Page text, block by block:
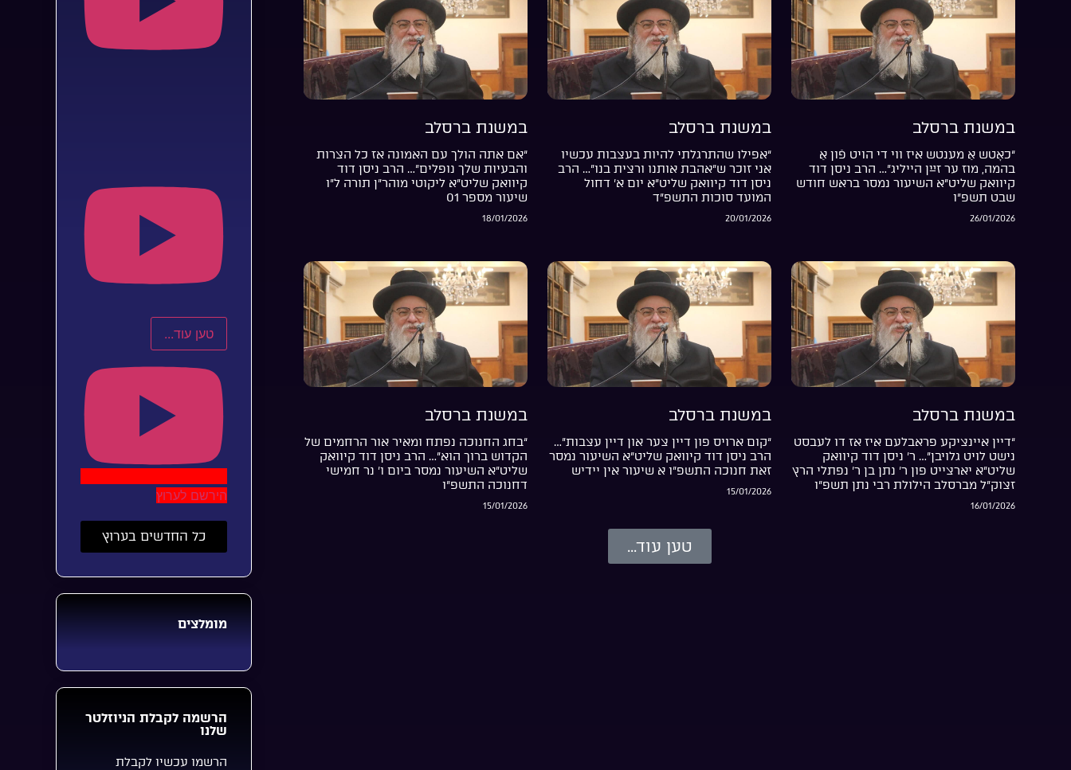
במשנת ברסלב
“כאָטש אַ מענטש איז ווי די הויט פֿון אַ
בהמה, מוז ער זײַן הייליג”… הרב ניסן דוד
קיוואק שליט”א השיעור נמסר בראש חודש
שבט תשפ”ו
26/01/2026
במשנת ברסלב
“אפילו שהתרגלתי להיות בעצבות עכשיו
אני זוכר ש”אהבת אותנו ורצית בנו”… הרב
ניסן דוד קיוואק שליט”א יום א’ דחול
המועד סוכות התשפ”ד
20/01/2026
במשנת ברסלב
“אם אתה הולך עם האמונה אז כל הצרות
והבעיות שלך נופלים”… הרב ניסן דוד
קיוואק שליט”א ליקוטי מוהר”ן תורה ל”ו
שיעור מספר 01
18/01/2026
במשנת ברסלב
“דיין איינציקע פראבלעם איז אז דו לעבסט
נישט לויט גלויבן”… ר’ ניסן דוד קיוואק
שליט”א יארצייט פון ר’ נתן בן ר’ נפתלי הרץ
זצוק”ל מברסלב הילולת רבי נתן תשפ”ו
16/01/2026
במשנת ברסלב
“קום ארויס פון דיין צער און דיין עצבות”…
הרב ניסן דוד קיוואק שליט”א השיעור נמסר
זאת חנוכה התשפ”ו א שיעור אין יידיש
15/01/2026
במשנת ברסלב
“בחג החנוכה נפתח ומאיר אור הרחמים של
הקדוש ברוך הוא”… הרב ניסן דוד קיוואק
שליט”א השיעור נמסר ביום ו’ נר חמישי
דחנוכה התשפ”ו
15/01/2026
טען עוד...
טען עוד...
הירשם לערוץ
כל החדשים בערוץ
מומלצים
הרשמה לקבלת הניוזלטר
שלנו
הרשמו עכשיו לקבלת